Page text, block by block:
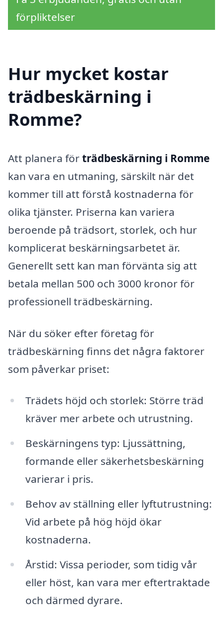
förpliktelser
Hur mycket kostar
trädbeskärning i
Romme?
Att planera förträdbeskärning i Romme
kan vara en utmaning, särskilt när det
kommer till att förstå kostnaderna för
olika tjänster. Priserna kan variera
beroende på trädsort, storlek, och hur
komplicerat beskärningsarbetet är.
Generellt sett kan man förvänta sig att
betala mellan 500 och 3000 kronor för
professionell trädbeskärning.
När du söker efter företag för
trädbeskärning finns det några faktorer
som påverkar priset:
Trädets höjd och storlek: Större träd
kräver mer arbete och utrustning.
Beskärningens typ: Ljussättning,
formande eller säkerhetsbeskärning
varierar i pris.
Behov av ställning eller lyftutrustning:
Vid arbete på hög höjd ökar
kostnaderna.
Årstid: Vissa perioder, som tidig vår
eller höst, kan vara mer eftertraktade
och därmed dyrare.